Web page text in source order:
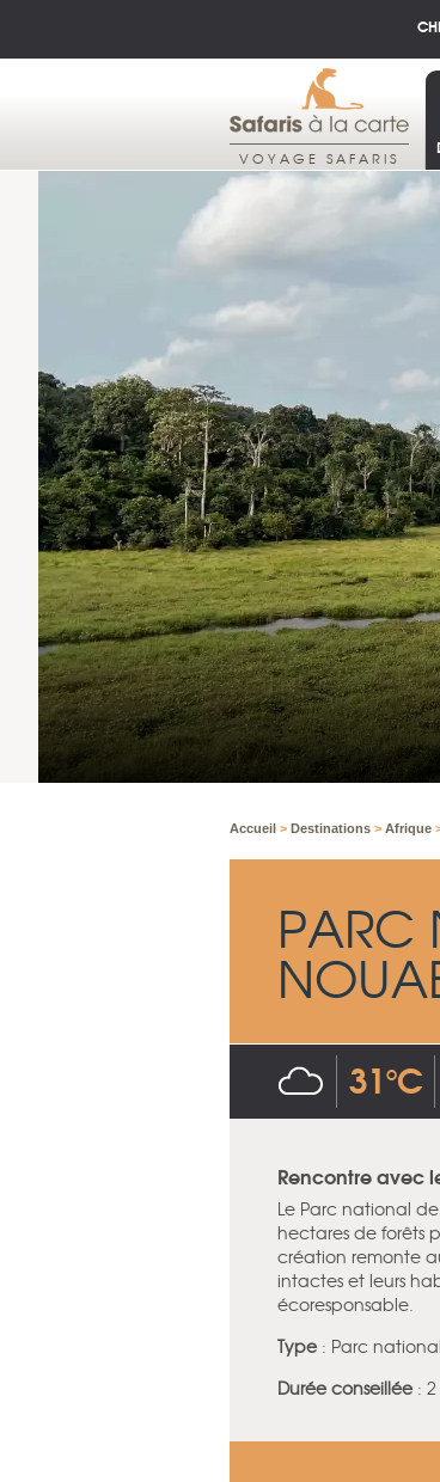
VOYAGE SAFARIS
Accueil > Destinations > Afrique
PARC
31°C
Rencontre avec
Le Parc national
hectares de forêts
création remonte
intactes et leurs
écoresponsable.
Type : Parc national
Durée conseillée :